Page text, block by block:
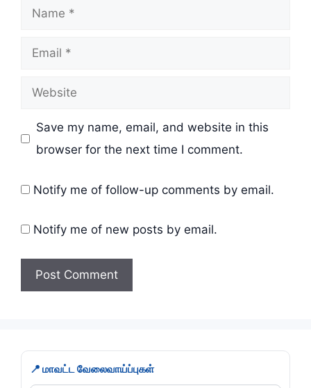
Name
Email
Website
Save my name, email, and website in this
browser for the next time I comment.
Notify me of follow-up comments by email.
Notify me of new posts by email.
📍 மாவட்ட வேலைவாய்ப்புகள்